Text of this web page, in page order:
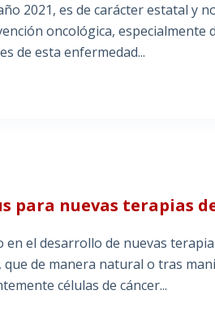
2021, es de carácter estatal y
oncológica, especialmente
de esta enfermedad...
para nuevas terapias
el desarrollo de nuevas
de manera natural o tras
células de cáncer...